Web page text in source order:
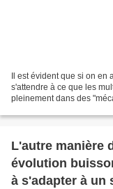
Il est évident que si on
s'attendre à ce que les
pleinement dans des
L'autre manière
évolution
à s'adapter à un